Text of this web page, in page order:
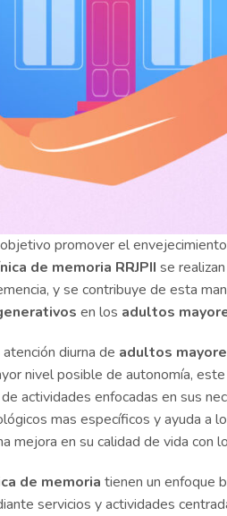
promover el
de memoria RRJPII se
y se contribuye de esta
en los adultos
diurna de adultos
nivel posible de autonomía,
actividades enfocadas en sus
mas específicos y ayuda a
mejora en su calidad de vida con
de memoria tienen un enfoque
servicios y actividades